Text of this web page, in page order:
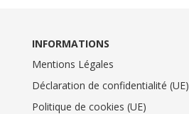
INFORMATIONS
Mentions Légales
Déclaration de confidentialité (UE)
Politique de cookies (UE)